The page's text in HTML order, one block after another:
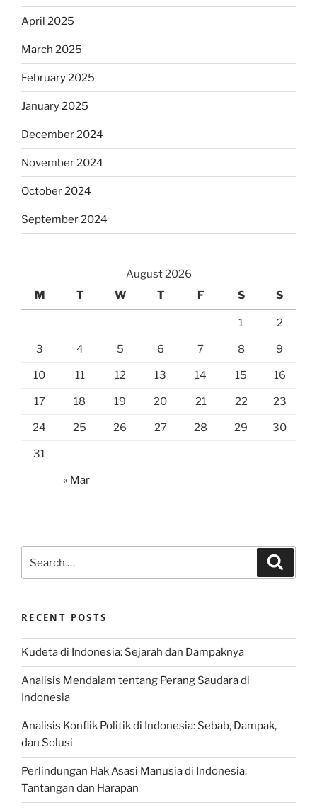
April 2025
March 2025
February 2025
January 2025
December 2024
November 2024
October 2024
September 2024
August 2026
M
T W T F S S
1 2
3 4 5 6 7 8 9
10 11 12 13 14 15 16
17 18 19 20 21 22 23
24 25 26 27 28 29 30
31
« Mar
for:
RECENT POSTS
Kudeta di Indonesia: Sejarah dan Dampaknya
Analisis Mendalam tentang Perang Saudara di
Indonesia
Analisis Konflik Politik di Indonesia: Sebab, Dampak,
dan Solusi
Perlindungan Hak Asasi Manusia di Indonesia:
Tantangan dan Harapan